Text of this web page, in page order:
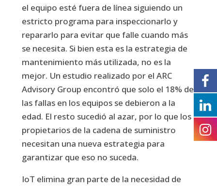
el equipo esté fuera de línea siguiendo un
estricto programa para inspeccionarlo y
repararlo para evitar que falle cuando más
se necesita. Si bien esta es la estrategia de
mantenimiento más utilizada, no es la
mejor. Un estudio realizado por el ARC
Advisory Group encontró que solo el 18% de
las fallas en los equipos se debieron a la
edad. El resto sucedió al azar, por lo que los
propietarios de la cadena de suministro
necesitan una nueva estrategia para
garantizar que eso no suceda.
IoT elimina gran parte de la necesidad de